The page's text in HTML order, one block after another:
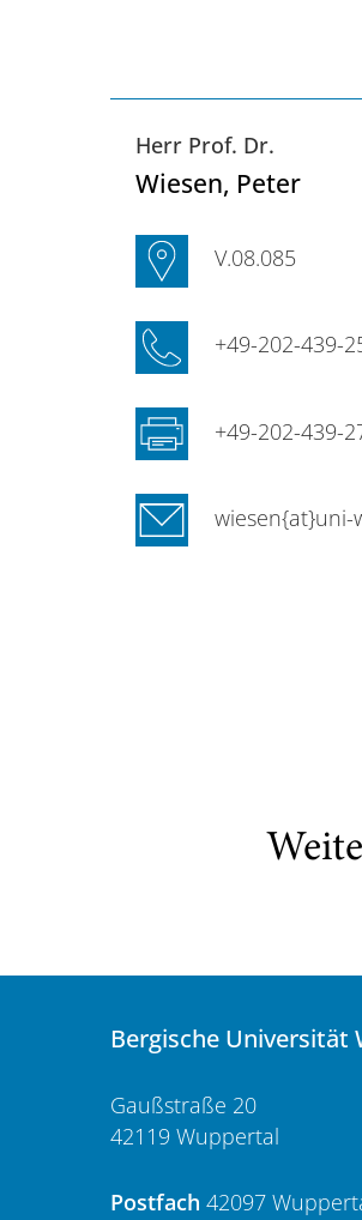
Herr Prof. Dr.
Wiesen, Peter
V.08.085
+49-202-439-
+49-202-439-
Bergische Universität
Gaußstraße 20
42119 Wuppertal
Postfach 42097